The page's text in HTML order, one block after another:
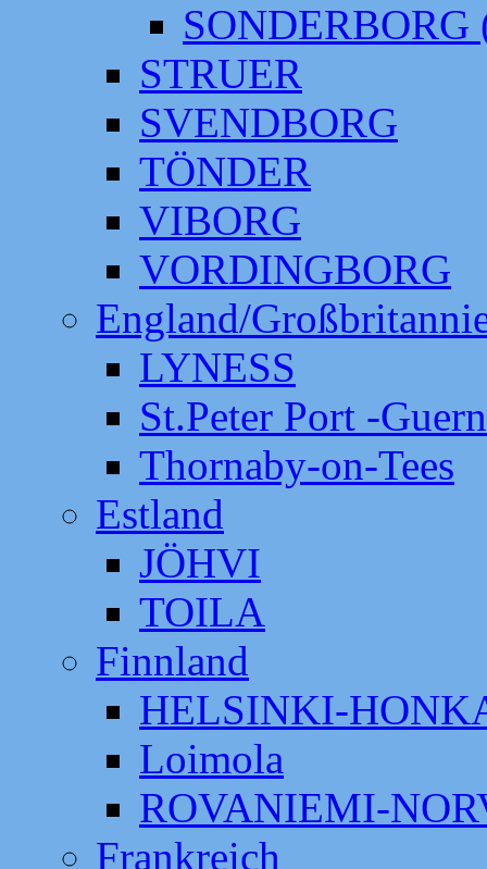
SONDERBORG
STRUER
SVENDBORG
TÖNDER
VIBORG
VORDINGBORG
England/
LYNESS
St.Peter Port -
Thornaby-on-Tees
Estland
JÖHVI
TOILA
Finnland
HELSINKI-
Loimola
ROVANIEMI-
Frankreich